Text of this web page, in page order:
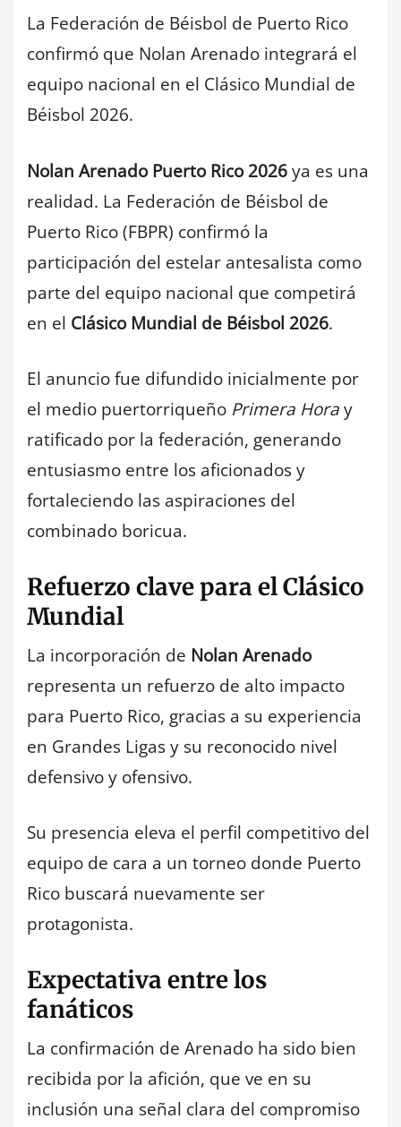
La Federación de Béisbol de Puerto Rico
confirmó que Nolan Arenado integrará el
equipo nacional en el Clásico Mundial de
Béisbol 2026.
Nolan Arenado Puerto Rico 2026ya es una
realidad. La Federación de Béisbol de
Puerto Rico (FBPR) confirmó la
participación del estelar antesalista como
parte del equipo nacional que competirá
en el Clásico Mundial de Béisbol 2026.
El anuncio fue difundido inicialmente por
el medio puertorriqueño Primera Horay
ratificado por la federación, generando
entusiasmo entre los aficionados y
fortaleciendo las aspiraciones del
combinado boricua.
Refuerzo clave para el Clásico
Mundial
La incorporación de Nolan Arenado
representa un refuerzo de alto impacto
para Puerto Rico, gracias a su experiencia
en Grandes Ligas y su reconocido nivel
defensivo y ofensivo.
Su presencia eleva el perfil competitivo del
equipo de cara a un torneo donde Puerto
Rico buscará nuevamente ser
protagonista.
Expectativa entre los
fanáticos
La confirmación de Arenado ha sido bien
recibida por la afición, que ve en su
inclusión una señal clara del compromiso